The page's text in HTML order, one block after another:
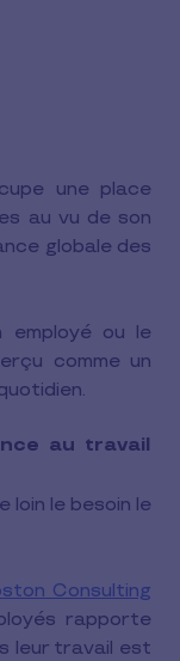
une place
au vu de son
globale des
employé ou le
comme un
au travail
loin le besoin le
Consulting
rapporte
leur travail est